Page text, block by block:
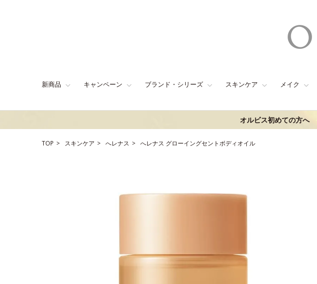
新商品 キャンペーン ブランド・シリーズ スキンケア メイク
オルビス初めての方へ
TOP スキンケア へレナス へレナス グローイングセントボディオイル